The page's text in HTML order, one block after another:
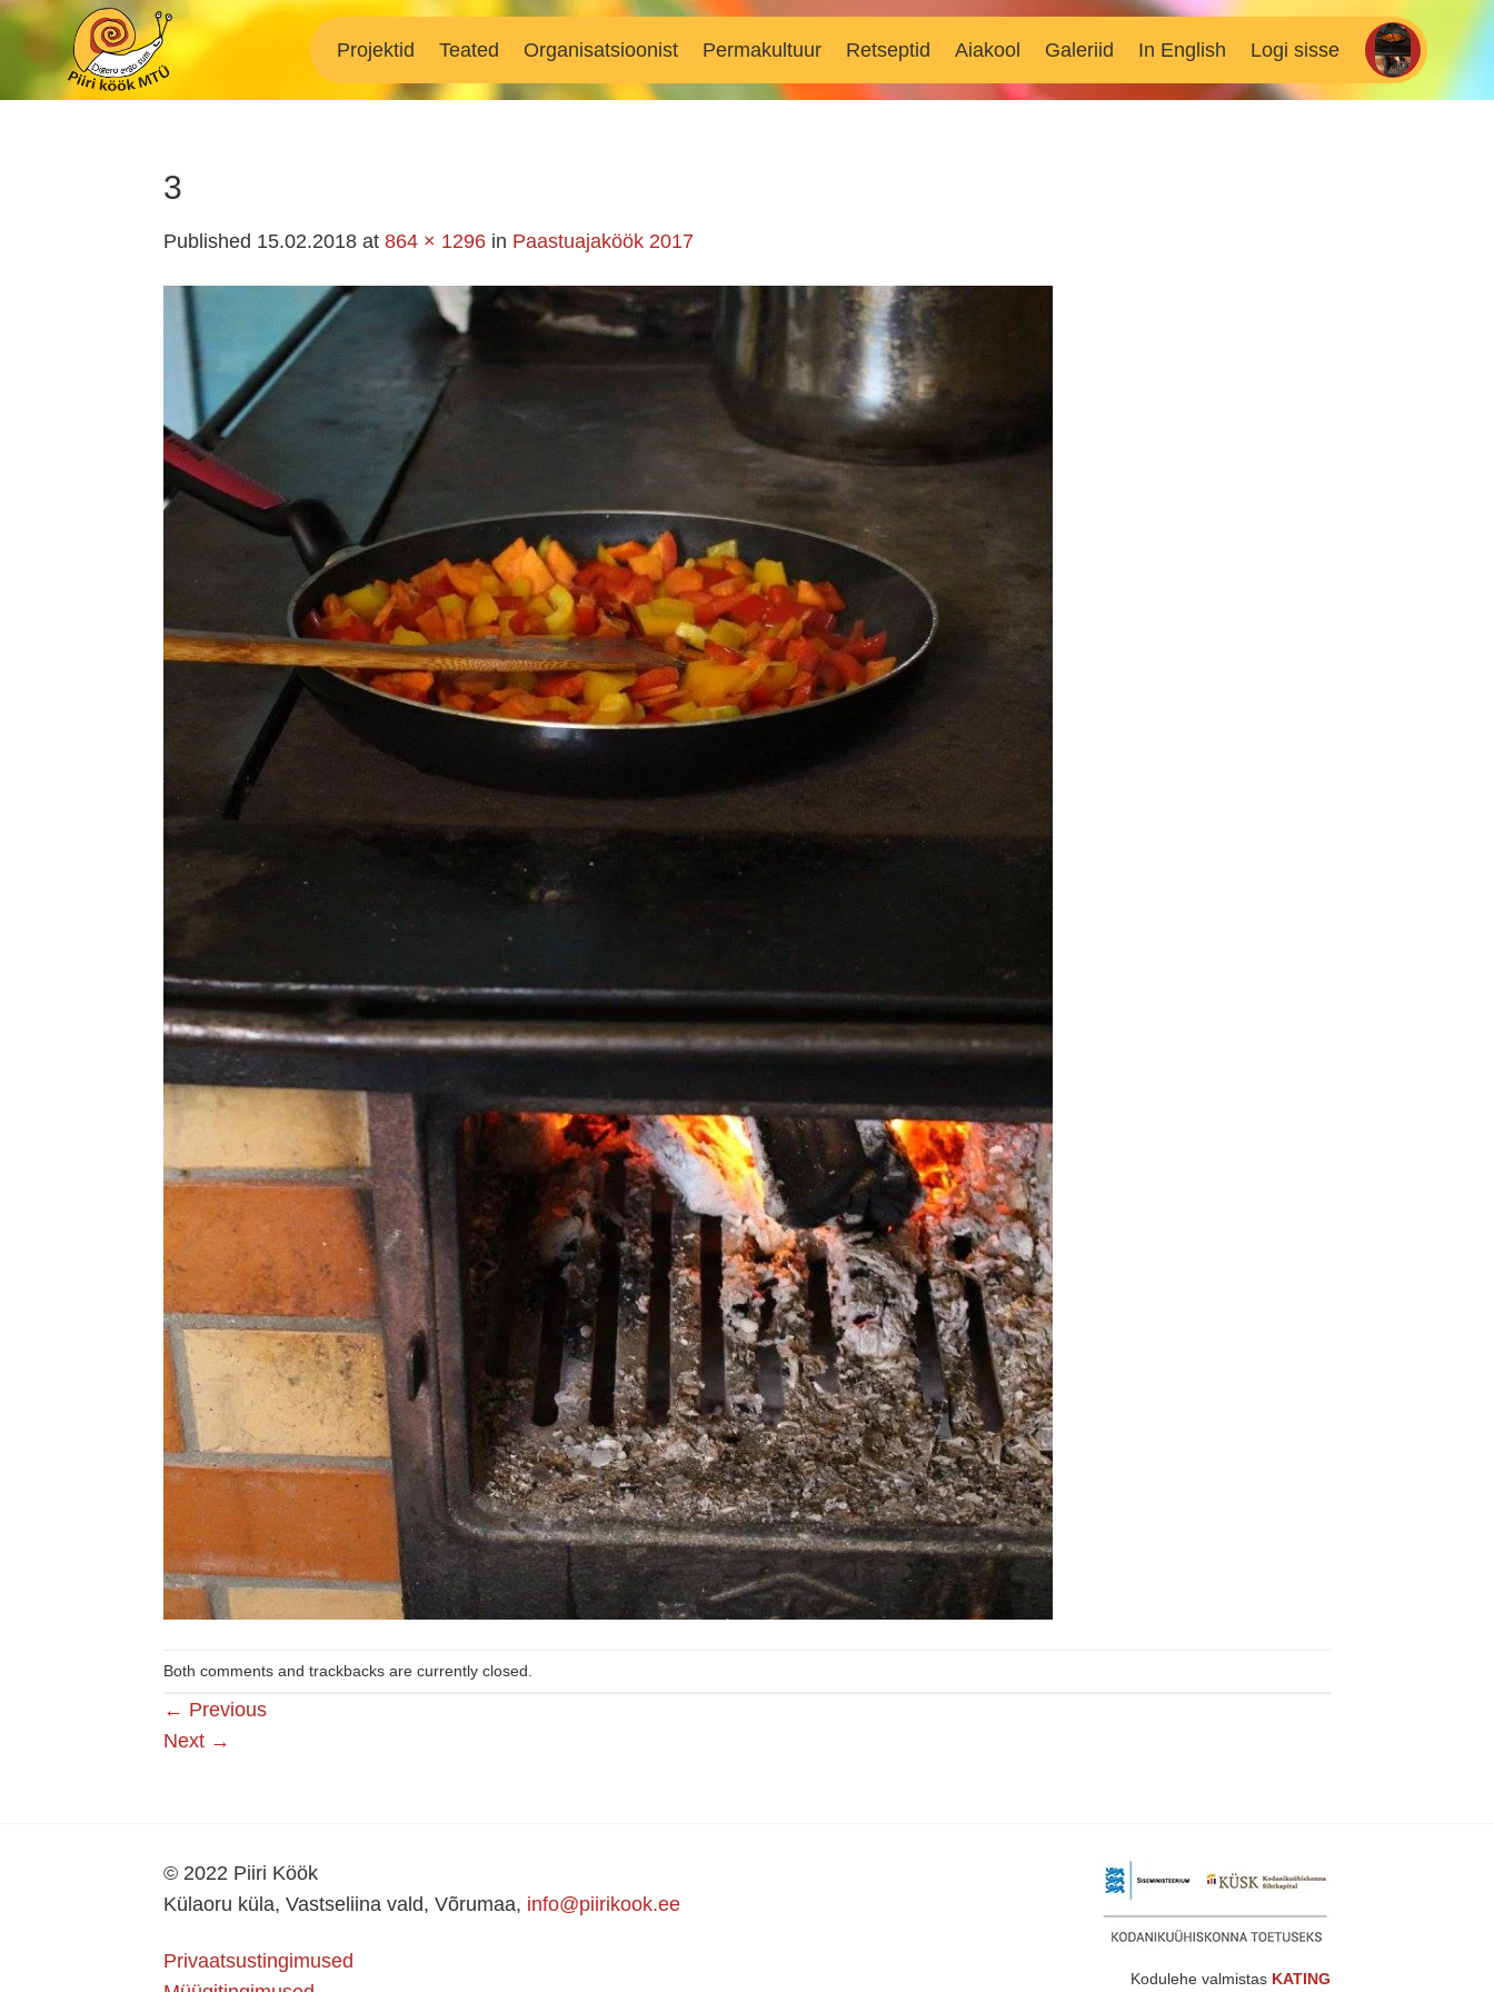
Skip
content
Projektid Teated Organisatsioonist Permakultuur Retseptid Aiakool Galeriid In English Logi sisse
3
Published 15.02.2018 at 864 × 1296 in Paastuajaköök 2017
Both comments and trackbacks are currently closed.
← Previous
Next →
© 2022 Piiri Köök
Külaoru küla, Vastseliina vald, Võrumaa, info@piirikook.ee
Privaatsustingimused
Kodulehe valmistas KATING